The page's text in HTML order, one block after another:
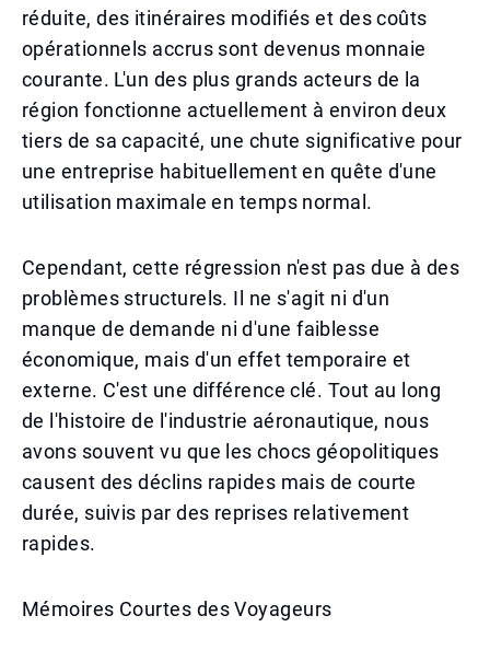
réduite, des itinéraires modifiés et des coûts
opérationnels accrus sont devenus monnaie
courante. L'un des plus grands acteurs de la
région fonctionne actuellement à environ deux
tiers de sa capacité, une chute significative pour
une entreprise habituellement en quête d'une
utilisation maximale en temps normal.
Cependant, cette régression n'est pas due à des
problèmes structurels. Il ne s'agit ni d'un
manque de demande ni d'une faiblesse
économique, mais d'un effet temporaire et
externe. C'est une différence clé. Tout au long
de l'histoire de l'industrie aéronautique, nous
avons souvent vu que les chocs géopolitiques
causent des déclins rapides mais de courte
durée, suivis par des reprises relativement
rapides.
Mémoires Courtes des Voyageurs